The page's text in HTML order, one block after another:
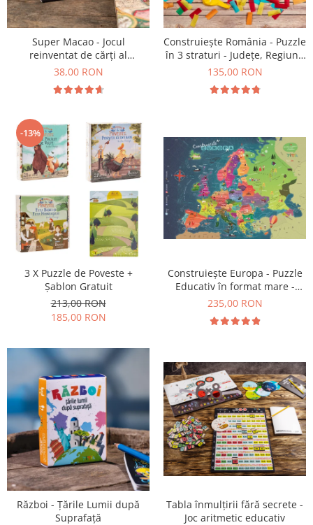
10 Ani
11 - 14 Ani
14+ Ani
Colecția Păcălici
TOATE JOCURILE
Super Macao - Jocul
reinventat de cărți al
copilăriei
38,00 RON
Construiește România - Puzzle
în 3 straturi - Județe, Regiuni,
Relief
135,00 RON
-13%
3 X Puzzle de Poveste +
Șablon Gratuit
213,00 RON
185,00 RON
Construiește Europa - Puzzle
Educativ în format mare -
Țări, Relief, Steaguri și
235,00 RON
Război - Țările Lumii după
Suprafață
Tabla înmulțirii fără secrete -
Joc aritmetic educativ